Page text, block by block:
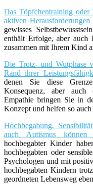
Das Töpfchentraining oder
aktiven
gewisses
enthält Erfolge, aber auch
zusammen mit Ihrem Kind
Die Trotz- und Wutphase
Rand ihrer
denen Sie diese
Konsequenz, aber
Empathie bringen Sie in
Konzept und helfen so
Hochbegabung,
auch Autismus können
hochbegabter Kinder
hochbegabten oder
Psychologen und mit
hochbegabten Kindern
geordneten Lebensweg